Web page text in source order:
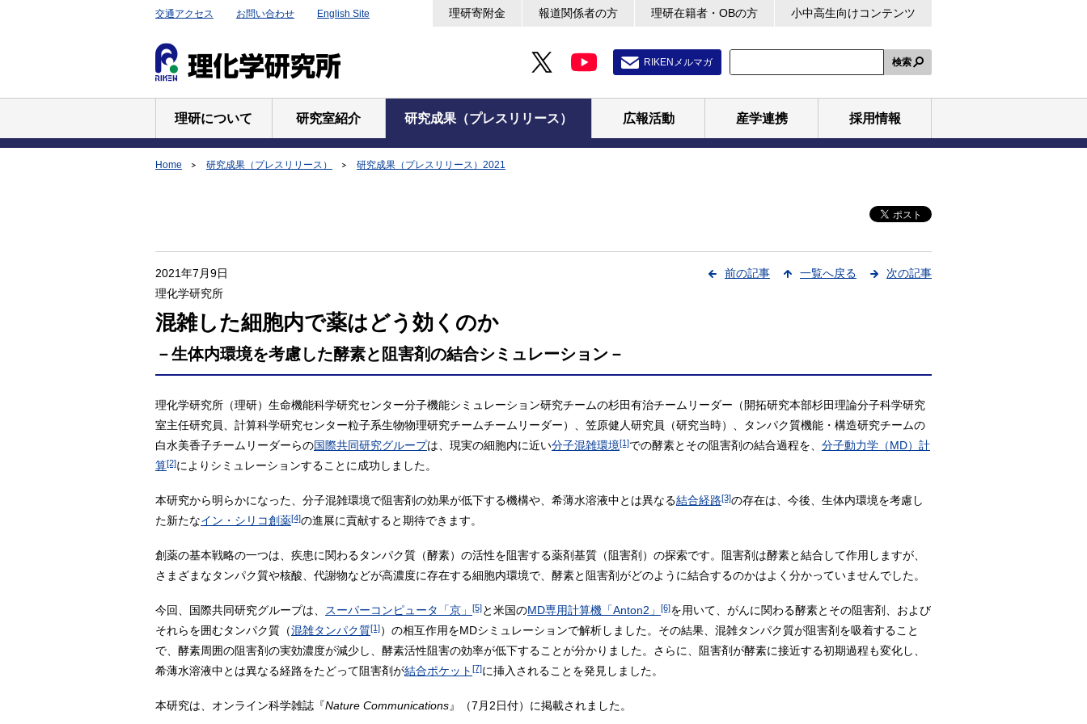
交通アクセス お問い合わせ English Site 理研寄附金 報道関係者の方 理研在籍者・OBの方 小中高生向けコンテンツ
RIKENメルマガ 検索
理研について 研究室紹介 研究成果（プレスリリース） 広報活動 産学連携 採用情報
Home 研究成果（プレスリリース） 研究成果（プレスリリース）2021
前の記事 一覧へ戻る 次の記事
2021年7月9日
理化学研究所
混雑した細胞内で薬はどう効くのか
－生体内環境を考慮した酵素と阻害剤の結合シミュレーション－
理化学研究所（理研）生命機能科学研究センター分子機能シミュレーション研究チームの杉田有治チームリーダー（開拓研究本部杉田理論分子科学研究
室主任研究員、計算科学研究センター粒子系生物物理研究チームチームリーダー）、笠原健人研究員（研究当時）、タンパク質機能・構造研究チームの
白水美香子チームリーダーらの国際共同研究グループは、現実の細胞内に近い分子混雑環境[1]での酵素とその阻害剤の結合過程を、 分子動力学（MD）計
算[2]によりシミュレーションすることに成功しました。
本研究から明らかになった、分子混雑環境で阻害剤の効果が低下する機構や、希薄水溶液中とは異なる結合経路[3]の存在は、今後、生体内環境を考慮し
た新たなイン・シリコ創薬[4]の進展に貢献すると期待できます。
創薬の基本戦略の一つは、疾患に関わるタンパク質（酵素）の活性を阻害する薬剤基質（阻害剤）の探索です。阻害剤は酵素と結合して作用しますが、
さまざまなタンパク質や核酸、代謝物などが高濃度に存在する細胞内環境で、酵素と阻害剤がどのように結合するのかはよく分かっていませんでした。
今回、国際共同研究グループは、 スーパーコンピュータ「京」 [5]と米国のMD専用計算機「Anton2」 [6]を用いて、がんに関わる酵素とその阻害剤、および
それらを囲むタンパク質（混雑タンパク質[1]）の相互作用をMDシミュレーションで解析しました。その結果、混雑タンパク質が阻害剤を吸着すること
で、酵素周囲の阻害剤の実効濃度が減少し、酵素活性阻害の効率が低下することが分かりました。さらに、阻害剤が酵素に接近する初期過程も変化し、
希薄水溶液中とは異なる経路をたどって阻害剤が結合ポケット [7]に挿入されることを発見しました。
本研究は、オンライン科学雑誌『Nature Communications』（7月2日付）に掲載されました。